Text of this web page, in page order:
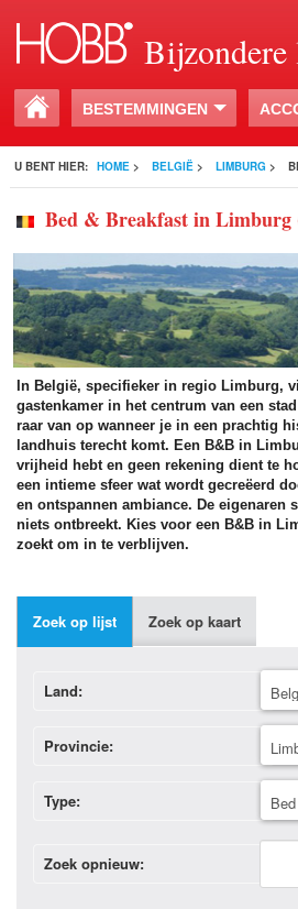
Bijzondere
BESTEMMINGEN
U BENT HIER: HOME > BELGIË > LIMBURG >
Bed & Breakfast in Limburg
In België, specifieker in regio Limburg,
gastenkamer in het centrum van een
raar van op wanneer je in een prachtig
landhuis terecht komt. Een B&B in
vrijheid hebt en geen rekening dient te
een intieme sfeer wat wordt gecreëerd
en ontspannen ambiance. De
niets ontbreekt. Kies voor een B&B in
zoekt om in te verblijven.
Zoek op lijst Zoek op kaart
Land:
Provincie:
Type:
Zoek opnieuw: